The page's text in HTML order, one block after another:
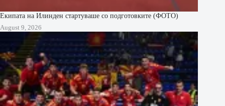
Екипата на Илинден стартуваше со подготовките (ФОТО)
August 9, 2026